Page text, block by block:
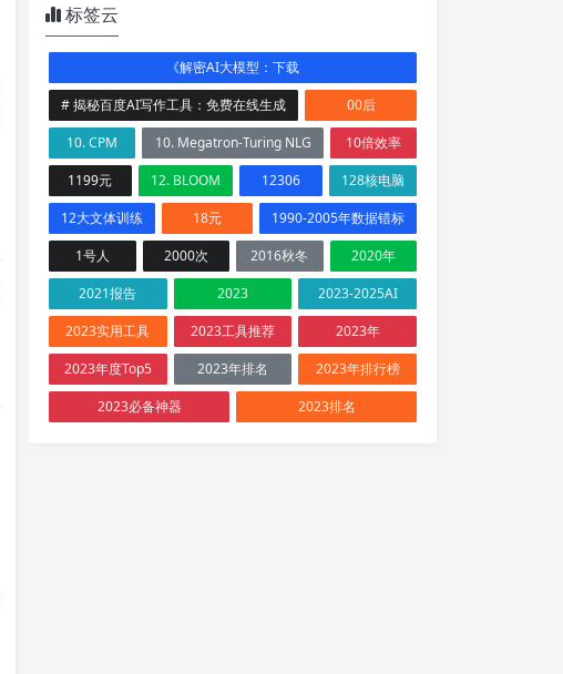
标签云
《解密AI大模型：下载
# 揭秘百度AI写作工具：免费在线生成
00后
10. CPM
10. Megatron-Turing NLG
10倍效率
1199元
12. BLOOM 12306
128核电脑
12大文体训练
18元
1990-2005年数据错标
1号人
2000次 2016秋冬
2020年
2021报告
2023
2023-2025AI
2023实用工具
2023工具推荐
2023年
2023年度Top5
2023年排名
2023年排行榜
2023必备神器
2023排名